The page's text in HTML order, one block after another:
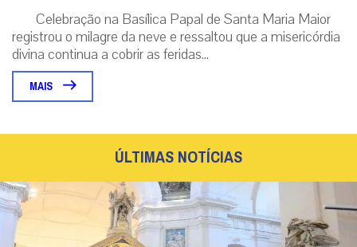
Celebração na Basílica Papal de Santa Maria Maior
registrou o milagre da neve e ressaltou que a misericórdia
divina continua a cobrir as feridas...
MAIS
ÚLTIMAS NOTÍCIAS